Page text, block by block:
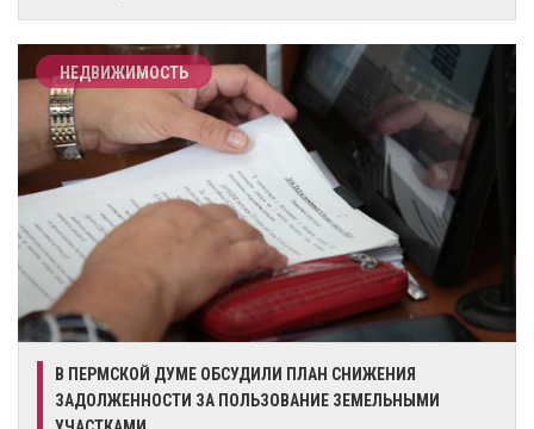
НЕДВИЖИМОСТЬ
В ПЕРМСКОЙ ДУМЕ ОБСУДИЛИ ПЛАН СНИЖЕНИЯ
ЗАДОЛЖЕННОСТИ ЗА ПОЛЬЗОВАНИЕ ЗЕМЕЛЬНЫМИ